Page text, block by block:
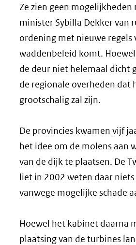
Ze zien geen mogelijkheden
minister Sybilla Dekker van
ordening met nieuwe regels
waddenbeleid komt.
de deur niet helemaal dicht
de regionale overheden dat
grootschalig zal zijn.
De provincies kwamen vijf
het idee om de molens aan
van de dijk te plaatsen. De
liet in 2002 weten daar
vanwege mogelijke schade
Hoewel het kabinet daarna
plaatsing van de turbines